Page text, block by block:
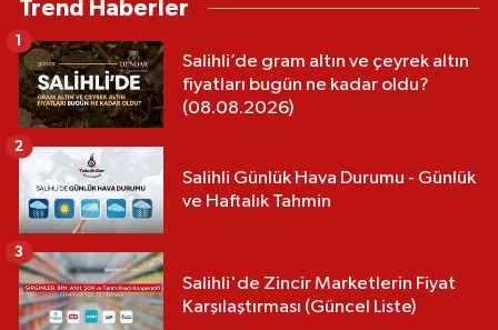
Trend Haberler
Salihli’de gram altın ve çeyrek altın
fiyatları bugün ne kadar oldu?
(08.08.2026)
1
Salihli Günlük Hava Durumu - Günlük
ve Haftalık Tahmin
2
Salihli'de Zincir Marketlerin Fiyat
Karşılaştırması (Güncel Liste)
3